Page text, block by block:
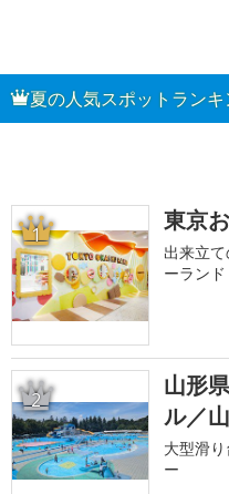
夏の人気スポットラン
1 東京
出来立
ーランド
2
山形
ル／
大型滑
ー